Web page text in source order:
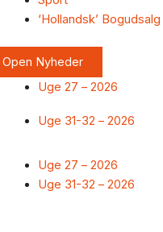
‘Hollandsk’ Bogudsalg
Open Nyheder
Uge 27 – 2026
Uge 31-32 – 2026
Uge 27 – 2026
Uge 31-32 – 2026